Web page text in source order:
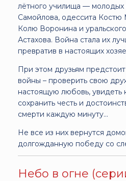
лётного училища —
Самойлова, одессита Костю
Колю Воронина и
Астахова. Война стала их
превратив в настоящих
При этом друзьям
войны – проверить свою
настоящую любовь, увидеть
сохранить честь и
смерти каждую минуту...
Не все из них вернутся
долгожданную победу со
Небо в огне